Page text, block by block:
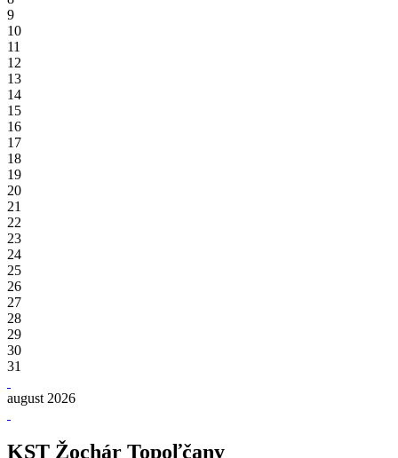
9
10
11
12
13
14
15
16
17
18
19
20
21
22
23
24
25
26
27
28
29
30
31
august 2026
KST Žochár Topoľčany